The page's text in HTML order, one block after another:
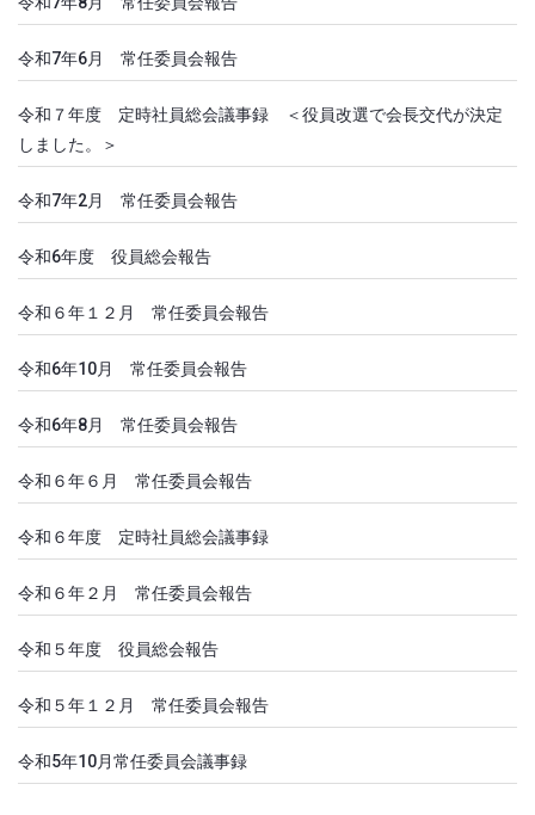
令和7年6月 常任委員会報告
令和７年度 定時社員総会議事録 ＜役員改選で会長交代が決定
しました。＞
令和7年2月 常任委員会報告
令和6年度 役員総会報告
令和６年１２月 常任委員会報告
令和6年10月 常任委員会報告
令和6年8月 常任委員会報告
令和６年６月 常任委員会報告
令和６年度 定時社員総会議事録
令和６年２月 常任委員会報告
令和５年度 役員総会報告
令和５年１２月 常任委員会報告
令和5年10月常任委員会議事録